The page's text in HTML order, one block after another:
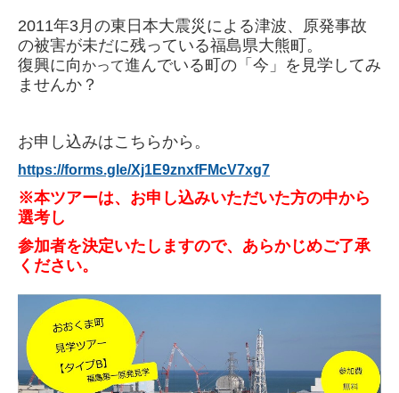
ふるさと絆づくり事業
おおくまコミュニティづくり実行委員会
コミュニティ団体の紹介
移住定住支援事業
町内見学ツアー
大熊町サポーターズ
おおくまコンシェルジュ
大熊の酒 帰忘郷
大熊町復興支援員
令和8年度復興支援員募集（4名）
大熊町復興支援員の紹介
2011年3月の東日本大震災による津波、原発事故
の被害が未だに残っている福島県大熊町。
復興に向かって進んでいる町の「今」を見学してみ
ませんか？
お申し込みはこちらから。
https://forms.gle/Xj1E9znxfFMcV7xg7
※本ツアーは、お申し込みいただいた方の中から
選考し
参加者を決定いたしますので、あらかじめご了承
ください。